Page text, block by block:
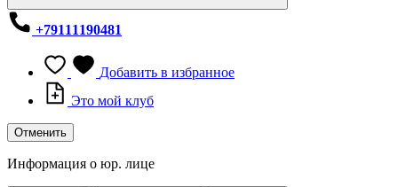
+79111190481
Добавить в избранное
Это мой клуб
Отменить
Информация о юр. лице